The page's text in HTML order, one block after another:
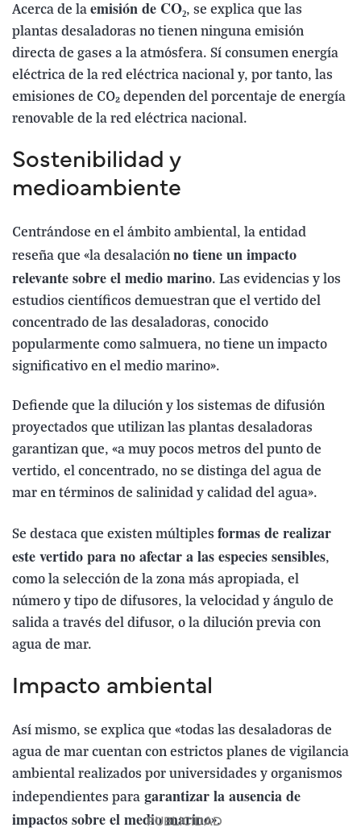
Acerca de la emisión de CO₂, se explica que las
plantas desaladoras no tienen ninguna emisión
directa de gases a la atmósfera. Sí consumen energía
eléctrica de la red eléctrica nacional y, por tanto, las
emisiones de CO₂ dependen del porcentaje de energía
renovable de la red eléctrica nacional.
Sostenibilidad y
medioambiente
Centrándose en el ámbito ambiental, la entidad
reseña que «la desalación no tiene un impacto
relevante sobre el medio marino. Las evidencias y los
estudios científicos demuestran que el vertido del
concentrado de las desaladoras, conocido
popularmente como salmuera, no tiene un impacto
significativo en el medio marino».
Defiende que la dilución y los sistemas de difusión
proyectados que utilizan las plantas desaladoras
garantizan que, «a muy pocos metros del punto de
vertido, el concentrado, no se distinga del agua de
mar en términos de salinidad y calidad del agua».
Se destaca que existen múltiples formas de realizar
este vertido para no afectar a las especies sensibles,
como la selección de la zona más apropiada, el
número y tipo de difusores, la velocidad y ángulo de
salida a través del difusor, o la dilución previa con
agua de mar.
Impacto ambiental
Así mismo, se explica que «todas las desaladoras de
agua de mar cuentan con estrictos planes de vigilancia
ambiental realizados por universidades y organismos
independientes para garantizar la ausencia de
impactos sobre el medio marino».